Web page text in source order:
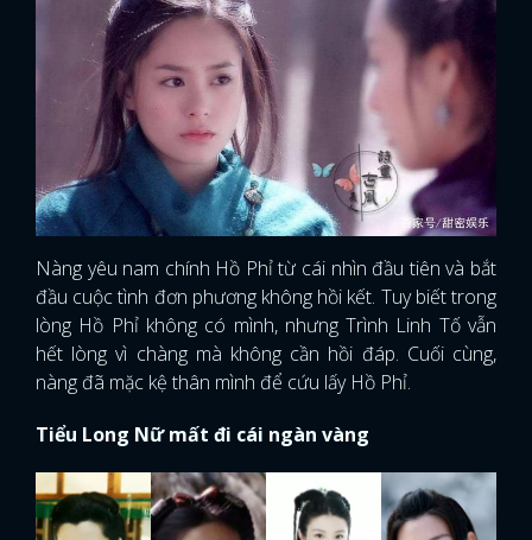
Nàng yêu nam chính Hồ Phỉ từ cái nhìn đầu tiên và bắt
đầu cuộc tình đơn phương không hồi kết. Tuy biết trong
lòng Hồ Phỉ không có mình, nhưng Trình Linh Tố vẫn
hết lòng vì chàng mà không cần hồi đáp. Cuối cùng,
nàng đã mặc kệ thân mình để cứu lấy Hồ Phỉ.
Tiểu Long Nữ mất đi cái ngàn vàng